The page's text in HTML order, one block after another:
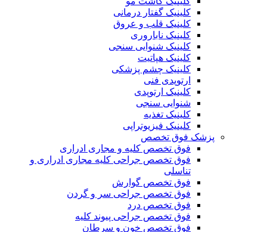
کلینیک گفتار درمانی
کلینیک قلب و عروق
کلینیک ناباروری
کلینیک شنوایی سنجی
کلینیک هپاتیت
کلینیک چشم پزشکی
ارتوپدی فنی
کلینیک ارتوپدی
شنوایی سنجی
کلینیک تغذیه
کلینیک فیزیوتراپی
پزشک فوق تخصص
فوق تخصص کلیه و مجاری ادراری
فوق تخصص جراحی کلیه مجاری ادراری و
تناسلی
فوق تخصص گوارش
فوق تخصص جراحی سر و گردن
فوق تخصص درد
فوق تخصص جراحی پیوند کلیه
فوق تخصص خون و سرطان